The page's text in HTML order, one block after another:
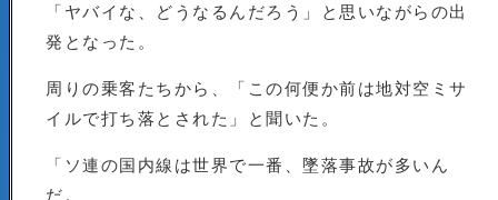
「ヤバイな、どうなるんだろう」と思いながらの出
発となった。
周りの乗客たちから、「この何便か前は地対空ミサ
イルで打ち落とされた」と聞いた。
「ソ連の国内線は世界で一番、墜落事故が多いん
だ。